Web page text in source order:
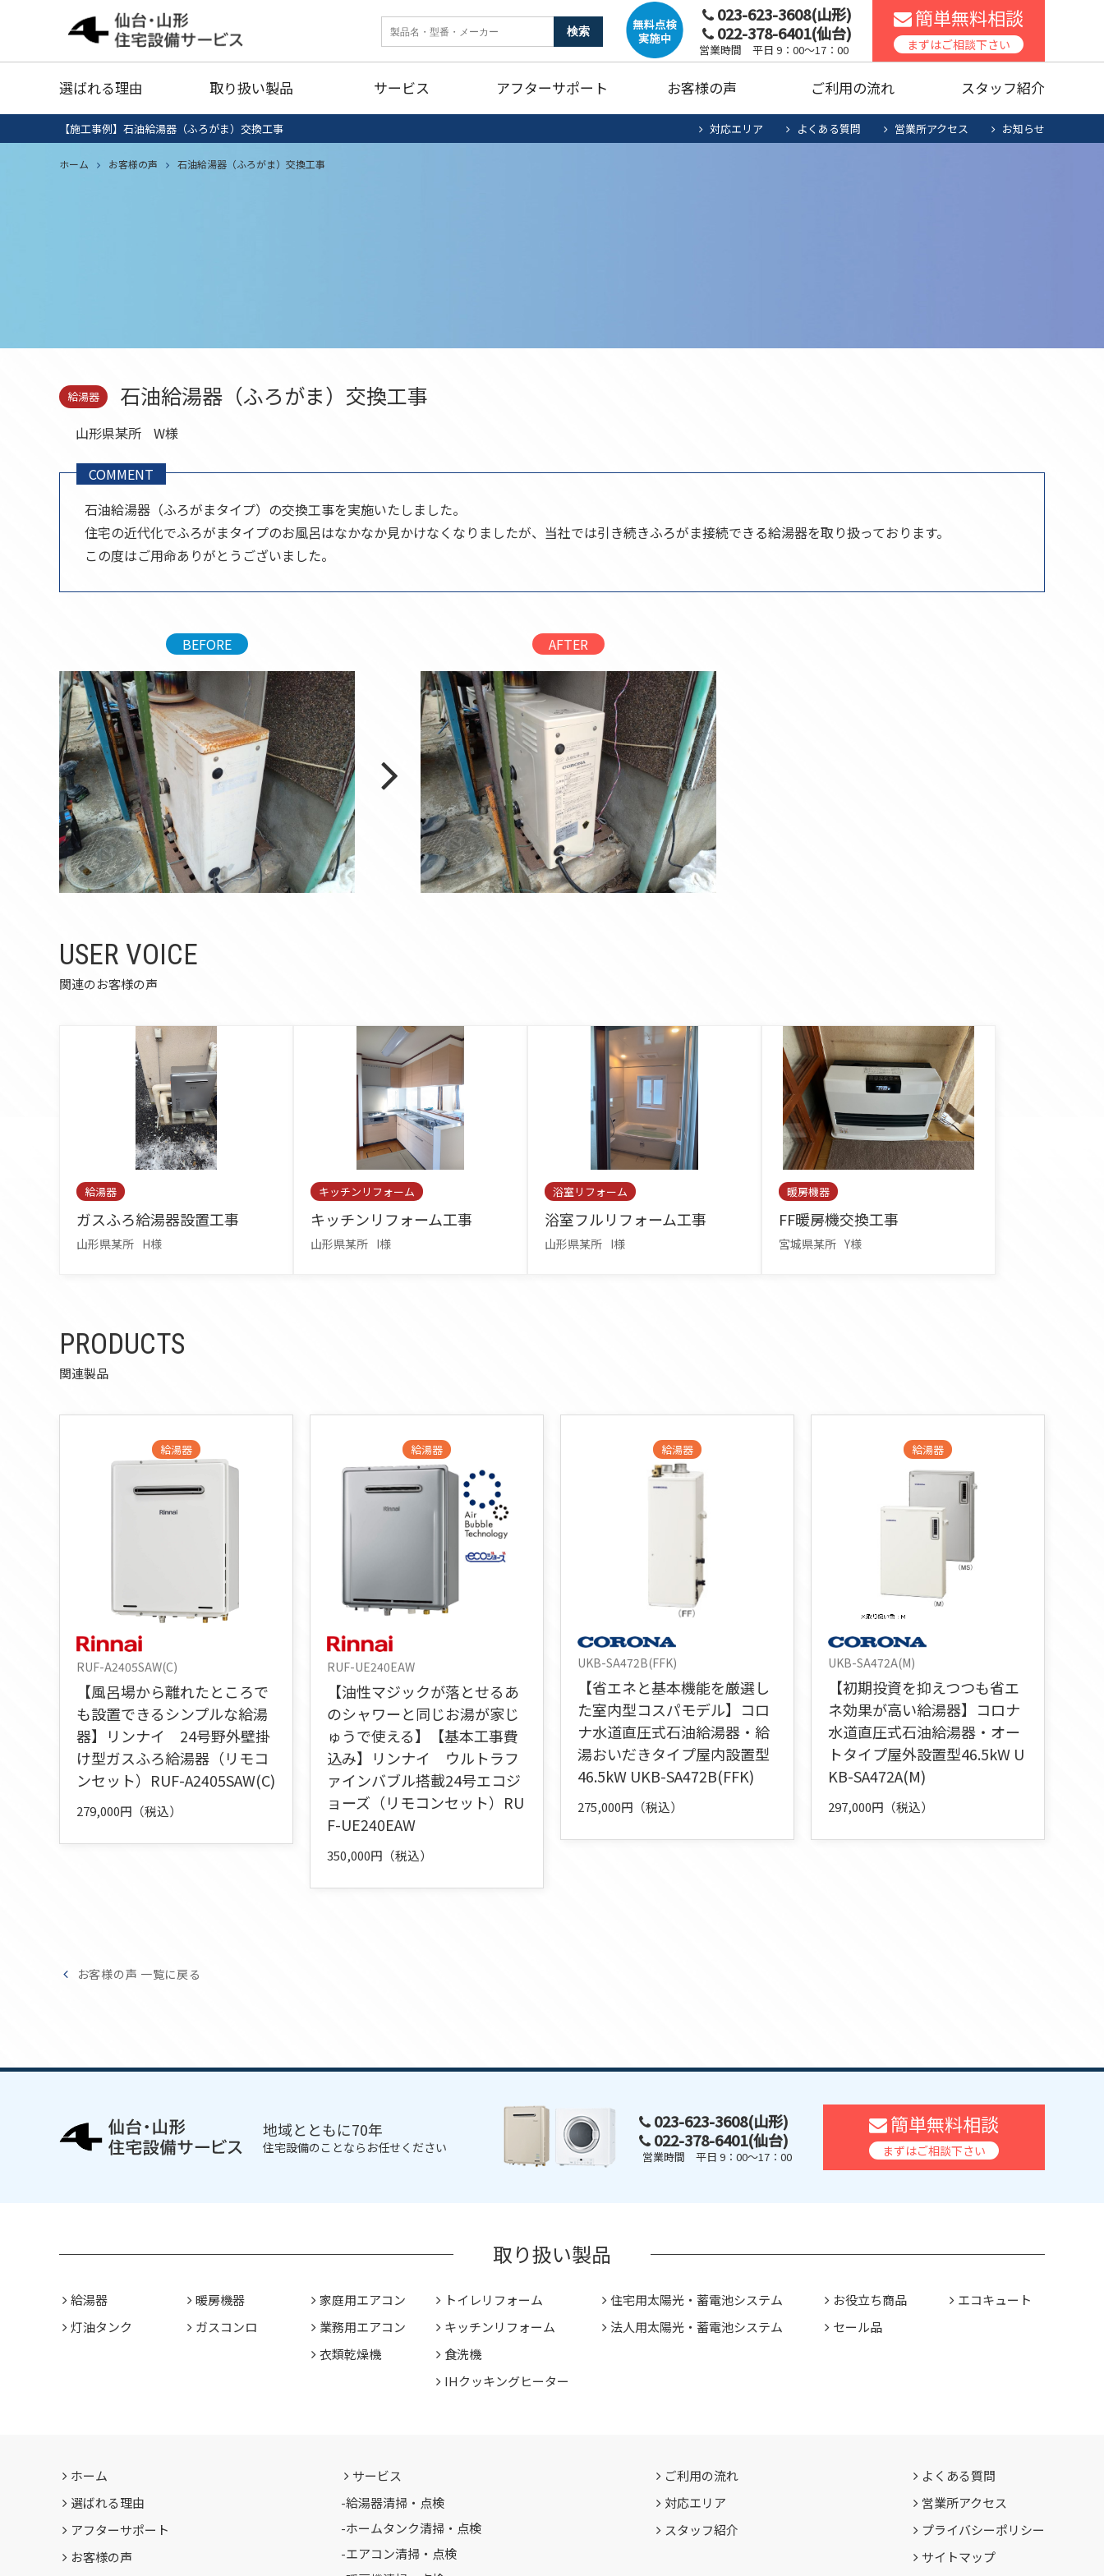
023-623-3608(山形)
022-378-6401(仙台)
営業時間 平日 9：00～17：00
簡単無料相談
まずはご相談下さい
選ばれる理由 取り扱い製品
給湯器 灯油タンク
サービス アフターサポート お客様の声 ご利用の流れ スタッフ紹介
【施工事例】石油給湯器（ふろがま）交換工事 対応エリア よくある質問 営業所アクセス お知らせ
ホーム お客様の声 石油給湯器（ふろがま）交換工事
給湯器 石油給湯器（ふろがま）交換工事
山形県某所 W様
COMMENT
石油給湯器（ふろがまタイプ）の交換工事を実施いたしました。
住宅の近代化でふろがまタイプのお風呂はなかなか見かけなくなりましたが、当社では引き続きふろがま接続できる給湯器を取り扱っております。
この度はご用命ありがとうございました。
BEFORE AFTER
USER VOICE
関連のお客様の声
給湯器
ガスふろ給湯器設置工事
山形県某所 H様
キッチンリフォーム
キッチンリフォーム工事
山形県某所 I様
浴室リフォーム
浴室フルリフォーム工事
山形県某所 I様
暖房機器
FF暖房機交換工事
宮城県某所 Y様
PRODUCTS
関連製品
給湯器
RUF-A2405SAW(C)
【風呂場から離れたところで
も設置できるシンプルな給湯
器】リンナイ 24号野外壁掛
け型ガスふろ給湯器（リモコ
ンセット）RUF-A2405SAW(C)
279,000円（税込）
給湯器
RUF-UE240EAW
【油性マジックが落とせるあ
のシャワーと同じお湯が家じ
ゅうで使える】【基本工事費
込み】リンナイ ウルトラフ
ァインバブル搭載24号エコジ
ョーズ（リモコンセット）RU
F-UE240EAW
350,000円（税込）
給湯器
UKB-SA472B(FFK)
【省エネと基本機能を厳選し
た室内型コスパモデル】コロ
ナ水道直圧式石油給湯器・給
湯おいだきタイプ屋内設置型
46.5kW UKB-SA472B(FFK)
275,000円（税込）
給湯器
UKB-SA472A(M)
【初期投資を抑えつつも省エ
ネ効果が高い給湯器】コロナ
水道直圧式石油給湯器・オー
トタイプ屋外設置型46.5kW U
KB-SA472A(M)
297,000円（税込）
お客様の声 一覧に戻る
地域とともに70年
住宅設備のことならお任せください
023-623-3608(山形)
022-378-6401(仙台)
営業時間 平日 9：00～17：00
簡単無料相談
まずはご相談下さい
取り扱い製品
給湯器
灯油タンク
暖房機器
ガスコンロ
家庭用エアコン
業務用エアコン
衣類乾燥機
トイレリフォーム
キッチンリフォーム
食洗機
IHクッキングヒーター
住宅用太陽光・蓄電池システム
法人用太陽光・蓄電池システム
お役立ち商品
セール品
エコキュート
ホーム
選ばれる理由
アフターサポート
お客様の声
サービス
-給湯器清掃・点検
-ホームタンク清掃・点検
-エアコン清掃・点検
ご利用の流れ
対応エリア
スタッフ紹介
よくある質問
営業所アクセス
プライバシーポリシー
サイトマップ
給湯器 暖房機器 ガスコンロ 家庭用エアコン
キッチンリフォーム
IHクッキング エコキュート
給湯器清掃・点検 ホームタンク清掃・点検 エアコン清掃・点検 暖房機清掃・点検